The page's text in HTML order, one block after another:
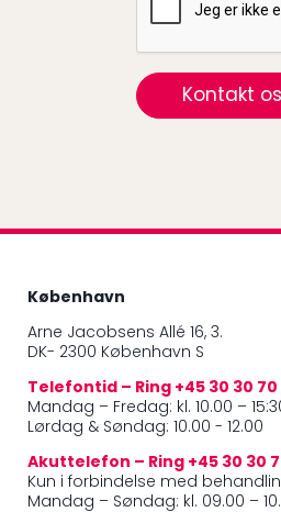
Kontakt os
København
Arne Jacobsens Allé 16, 3.
DK- 2300 København S
Telefontid – Ring +45 30 30 70
Mandag – Fredag: kl. 10.00 –
Lørdag & Søndag: 10.00 - 12.00
Akuttelefon – Ring +45 30 30
Kun i forbindelse med
Mandag – Søndag: kl. 09.00 –